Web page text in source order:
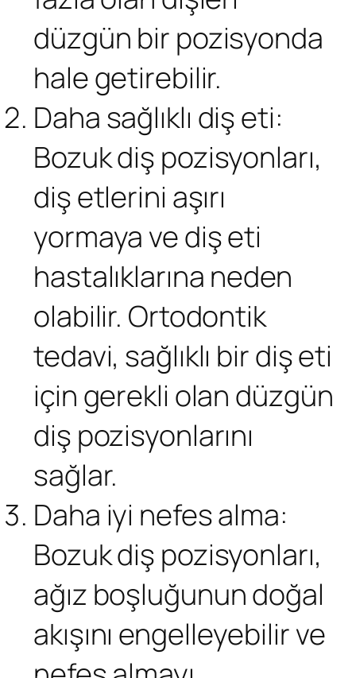
düzgün bir pozisyonda
hale getirebilir.
Daha sağlıklı diş eti:
Bozuk diş pozisyonları,
diş etlerini aşırı
yormaya ve diş eti
hastalıklarına neden
olabilir. Ortodontik
tedavi, sağlıklı bir diş eti
için gerekli olan düzgün
diş pozisyonlarını
sağlar.
Daha iyi nefes alma:
Bozuk diş pozisyonları,
ağız boşluğunun doğal
akışını engelleyebilir ve